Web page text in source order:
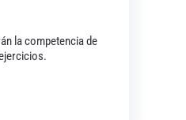
la competencia de